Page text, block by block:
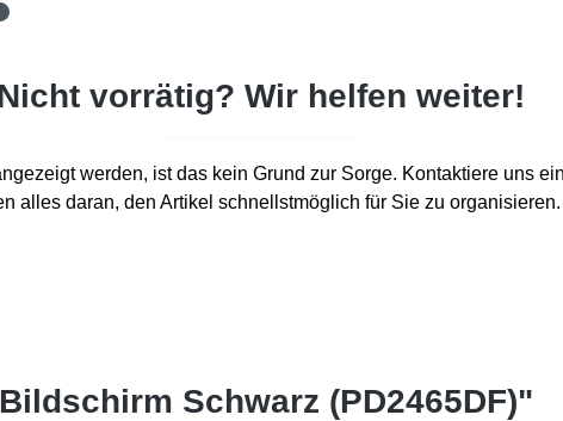
vorrätig? Wir helfen weiter!
werden, ist das kein Grund zur Sorge. Kontaktiere uns
alles daran, den Artikel schnellstmöglich für Sie zu organisieren.
Schwarz (PD2465DF)"